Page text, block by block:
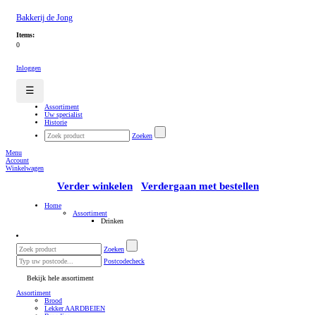
Bakkerij de Jong
Items:
0
Inloggen
☰
Assortiment
Uw specialist
Historie
Zoeken
Menu
Account
Winkelwagen
Verder winkelen Verdergaan met bestellen
Home
Assortiment
Drinken
Zoeken
Postcodecheck
Bekijk hele assortiment
Assortiment
Brood
Lekker AARDBEIEN